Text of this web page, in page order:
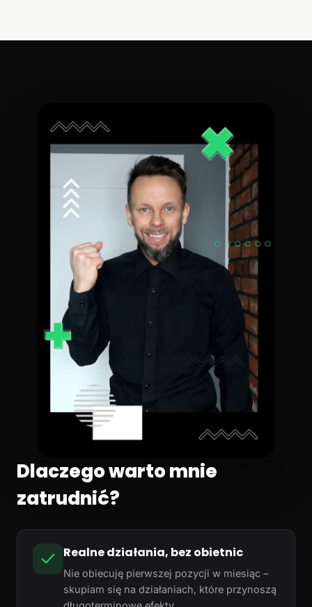
Dlaczego warto mnie
zatrudnić?
Realne działania, bez obietnic
Nie obiecuję pierwszej pozycji w miesiąc –
skupiam się na działaniach, które przynoszą